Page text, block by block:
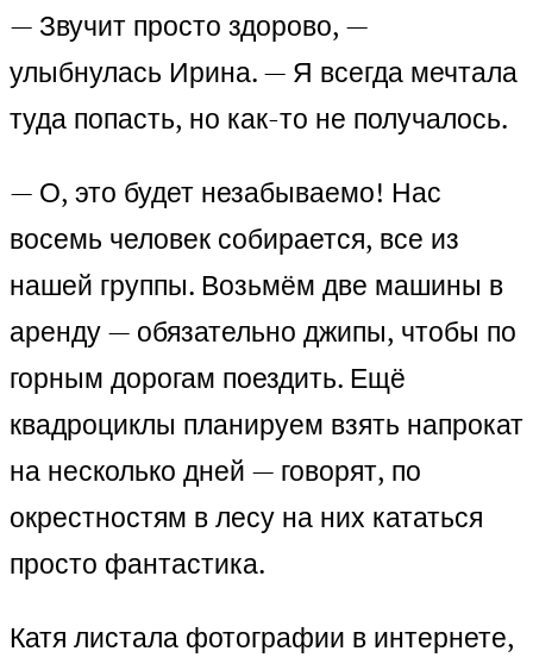
— Звучит просто здорово, —
улыбнулась Ирина. — Я всегда мечтала
туда попасть, но как-то не получалось.
— О, это будет незабываемо! Нас
восемь человек собирается, все из
нашей группы. Возьмём две машины в
аренду — обязательно джипы, чтобы по
горным дорогам поездить. Ещё
квадроциклы планируем взять напрокат
на несколько дней — говорят, по
окрестностям в лесу на них кататься
просто фантастика.
Катя листала фотографии в интернете,